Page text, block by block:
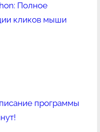
Полное
кликов мыши
программы